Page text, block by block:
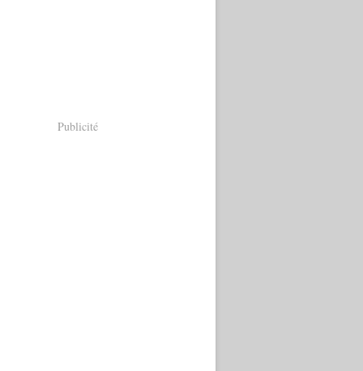
Publicité